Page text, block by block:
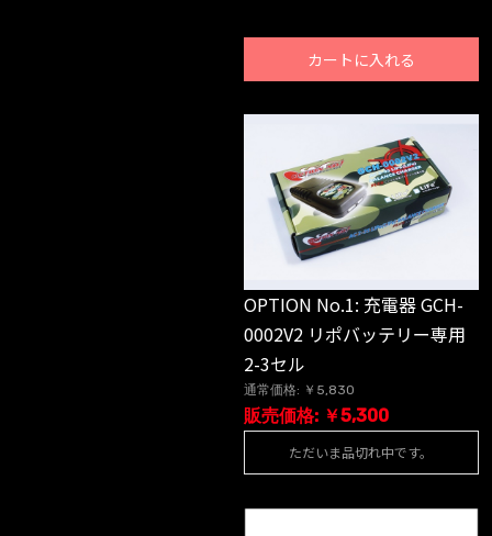
カートに入れる
OPTION No.1: 充電器 GCH-
0002V2 リポバッテリー専用
2-3セル
通常価格: ￥5,830
販売価格: ￥5,300
ただいま品切れ中です。